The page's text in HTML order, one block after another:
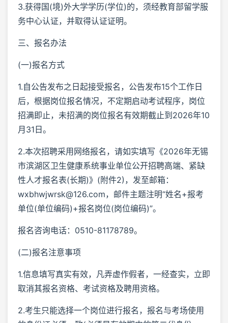
3.获得国(境)外大学学历(学位)的，须经教育部留学服
务中心认证，并取得认证证明。
三、报名办法
(一)报名方式
1.自公告发布之日起接受报名，公告发布15个工作日
后，根据岗位报名情况，不定期启动考试程序，岗位
招满即止，未招满的岗位报名有效期截止到2026年10
月31日。
2.本次招聘采用网络报名，请如实填写《2026年无锡
市滨湖区卫生健康系统事业单位公开招聘高端、紧缺
性人才报名表(长期)》(附件2)，发至邮箱：
wxbhwjwrsk@126.com，邮件主题注明“姓名+报考
单位(单位编码)+报名岗位(岗位编码)”。
报名咨询电话：0510-81178789。
(二)报名注意事项
1.信息填写真实有效，凡弄虚作假者，一经查实，立即
取消其报名资格、考试资格及聘用资格。
2.考生只能选择一个岗位进行报名，报名与考场使用